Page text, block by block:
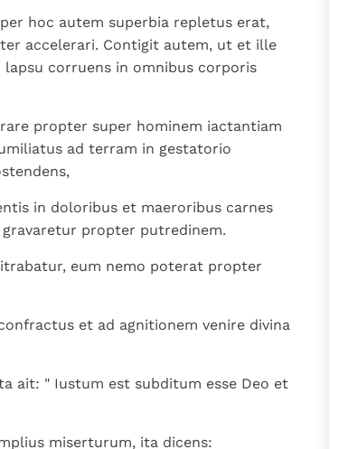
hoc autem superbia repletus erat,
accelerari. Contigit autem, ut et ille
corruens in omnibus corporis
propter super hominem iactantiam
ad terram in gestatorio
in doloribus et maeroribus carnes
propter putredinem.
eum nemo poterat propter
et ad agnitionem venire divina
ait: " Iustum est subditum esse Deo et
miserturum, ita dicens: